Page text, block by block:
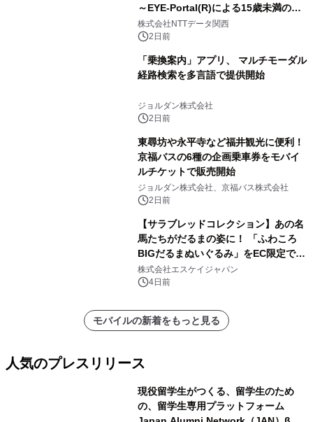
～EYE-Portal(R)による15歳未満の本
人認証と デジタルデバイド対策で実現
～
株式会社NTTデータ関西
2日前
「乗換案内」アプリ、 マルチモーダル
経路検索を多言語で提供開始
ジョルダン株式会社
2日前
東尋坊や永平寺など福井観光に便利！
京福バスの6種の企画乗車券をモバイ
ルチケットで販売開始
ジョルダン株式会社、京福バス株式会社
2日前
【サラブレッドコレクション】あの名
馬たちがだるまの姿に！ 「ふわころ
BIGだるまぬいぐるみ」をEC限定で受
注販売開始
株式会社エスケイジャパン
4日前
モバイルの新着をもっと見る
人気のプレスリリース
現役留学生がつくる、留学生のため
の、留学生専用プラットフォーム